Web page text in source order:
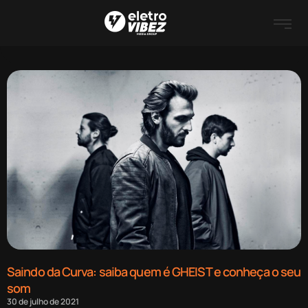
Saindo da Curva: saiba quem é GHEIST e conheça o seu
som
30 de julho de 2021